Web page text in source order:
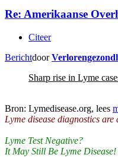
Re: Amerikaanse
Citeer
Berichtdoor
Sharp rise in Lyme
Bron: Lymedisease.org, lees
Lyme disease diagnostics are
Lyme Test Negative?
It May Still Be Lyme Disease!